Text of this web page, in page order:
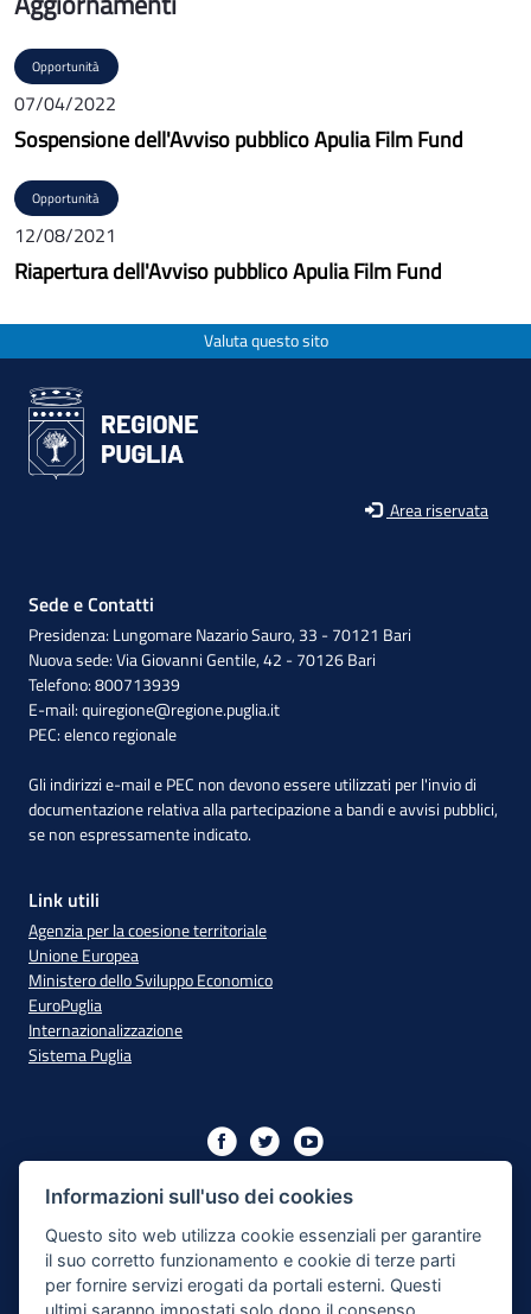
Opportunità
07/04/2022
Sospensione dell'Avviso pubblico Apulia Film Fund
Opportunità
12/08/2021
Riapertura dell'Avviso pubblico Apulia Film Fund
Valuta questo sito
Area riservata
Sede e Contatti
Presidenza: Lungomare Nazario Sauro, 33 - 70121 Bari
Nuova sede: Via Giovanni Gentile, 42 - 70126 Bari
Telefono: 800713939
E-mail:quiregione@regione.puglia.it
PEC:elenco regionale
Gli indirizzi e-mail e PEC non devono essere utilizzati per l'invio di
documentazione relativa alla partecipazione a bandi e avvisi pubblici,
se non espressamente indicato.
Link utili
Agenzia per la coesione territoriale
Unione Europea
Ministero dello Sviluppo Economico
EuroPuglia
Internazionalizzazione
Sistema Puglia
XIII
Dichiarazione di Accessibilità
Informazioni sull'uso dei cookies
Questo sito web utilizza cookie essenziali per garantire
il suo corretto funzionamento e cookie di terze parti
per fornire servizi erogati da portali esterni. Questi
ultimi saranno impostati solo dopo il consenso.